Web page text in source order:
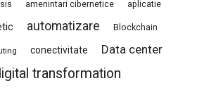
amenintari cibernetice aplicatie
automatizare Blockchain
conectivitate Data center
transformation